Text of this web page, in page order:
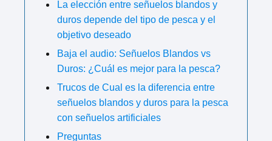
La elección entre señuelos blandos y
duros depende del tipo de pesca y el
objetivo deseado
Baja el audio: Señuelos Blandos vs
Duros: ¿Cuál es mejor para la pesca?
Trucos de Cual es la diferencia entre
señuelos blandos y duros para la pesca
con señuelos artificiales
Preguntas